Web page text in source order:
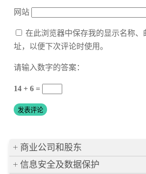
网站
在此浏览器中保存我的显示名称、
址，以便下次评论时使用。
请输入数字的答案：
14 + 6 =
商业公司和股东
信息安全及数据保护